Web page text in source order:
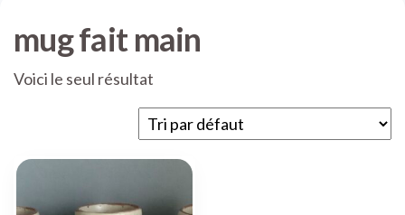
mug fait main
Voici le seul résultat